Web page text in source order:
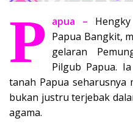
P apua –
Papua Bangkit,
gelaran
Pilgub Papua.
tanah Papua seharusnya
bukan justru terjebak
agama.